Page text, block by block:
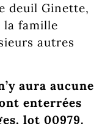
deuil Ginette,
la famille
autres
aura aucune
enterrées
lot 00979.